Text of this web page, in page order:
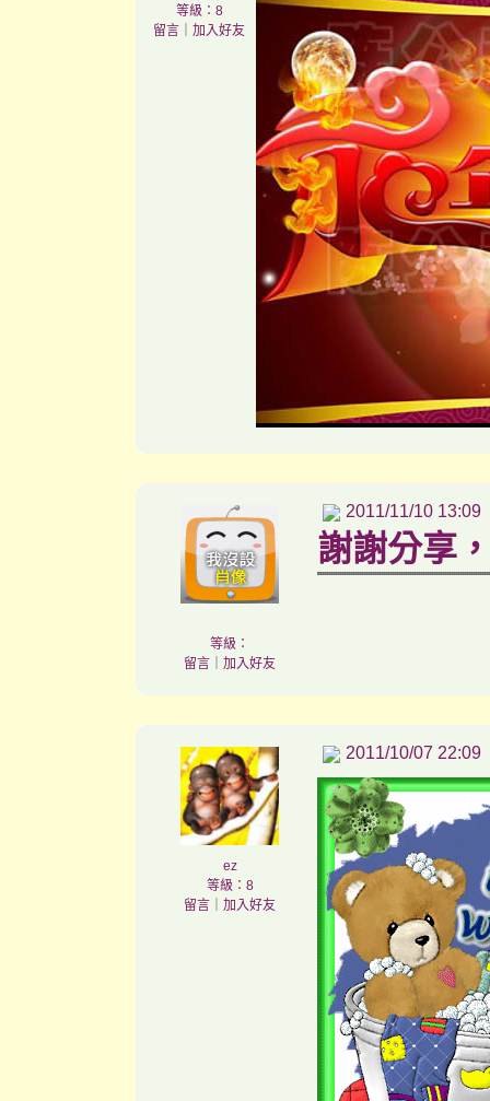
等級：8
留言
加入好友
等級：
留言
加入好友
2011/11/10 13:09
謝謝分享
ez
等級：8
留言
加入好友
2011/10/07 22:09